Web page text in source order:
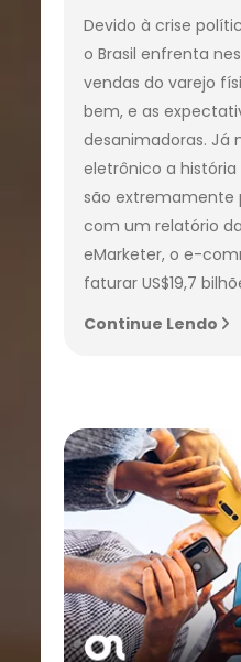
Devido à crise
o Brasil enfrenta
vendas do varejo
bem, e as
desanimadoras. Já
eletrônico a
são extremamente
com um relatório
eMarketer, o e-
faturar US$19,7
Continue Lendo